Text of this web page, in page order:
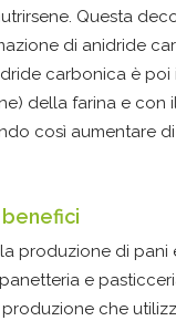
Questa
di anidride
carbonica è
della farina e con
così aumentare
produzione di pani
e
che